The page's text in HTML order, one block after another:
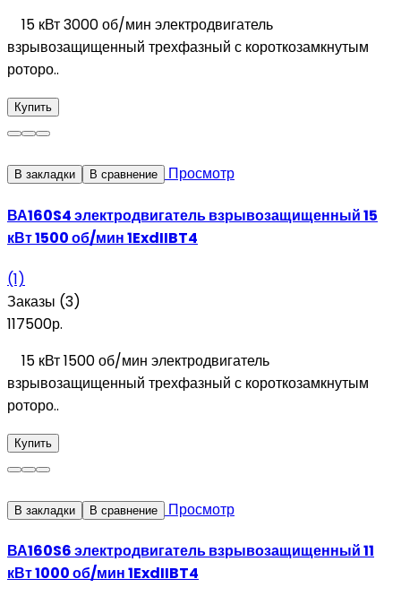
15 кВт 3000 об/мин электродвигатель
взрывозащищенный трехфазный с короткозамкнутым
роторо..
Купить
В закладки В сравнение Просмотр
ВА160S4 электродвигатель взрывозащищенный 15
кВт 1500 об/мин 1ExdIIBT4
(1)
Заказы (3)
117500р.
15 кВт 1500 об/мин электродвигатель
взрывозащищенный трехфазный с короткозамкнутым
роторо..
Купить
В закладки В сравнение Просмотр
ВА160S6 электродвигатель взрывозащищенный 11
кВт 1000 об/мин 1ExdIIBT4